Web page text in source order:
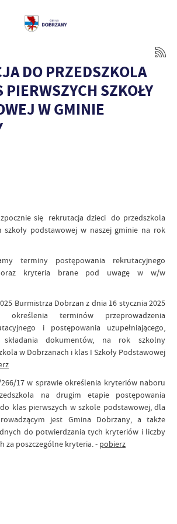
DO PRZEDSZKOLA
PIERWSZYCH SZKOŁY
W GMINIE
się rekrutacja dzieci do przedszkola
szkoły podstawowej w naszej gminie na rok
terminy postępowania rekrutacyjnego
oraz kryteria brane pod uwagę w w/w
Burmistrza Dobrzan z dnia 16 stycznia 2025
terminów przeprowadzenia
i postępowania uzupełniającego,
dokumentów, na rok szkolny
w Dobrzanach i klas I Szkoły Podstawowej
266/17 w sprawie określenia kryteriów naboru
na drugim etapie postępowania
klas pierwszych w szkole podstawowej, dla
jest Gmina Dobrzany, a także
do potwierdzania tych kryteriów i liczby
za poszczególne kryteria. - pobierz